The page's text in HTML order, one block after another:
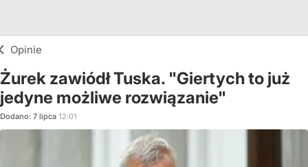
Opinie
Żurek zawiódł Tuska. "Giertych to już
jedyne możliwe rozwiązanie"
Dodano: 7 lipca 12:01